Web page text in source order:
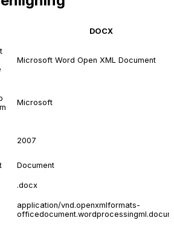
DOCX
Microsoft Word Open XML Document
Microsoft
2007
Document
.docx
application/vnd.openxmlformats-